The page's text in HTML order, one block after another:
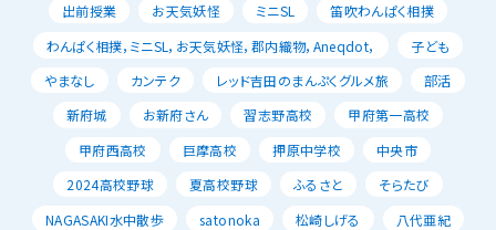
出前授業
お天気妖怪 ミニSL
笛吹わんぱく相撲
わんぱく相撲，ミニSL，お天気妖怪，郡内織物，Aneqdot，
子ども
やまなし
カンテク レッド吉田のまんぷくグルメ旅
部活
新府城
お新府さん 習志野高校
甲府第一高校
甲府西高校
巨摩高校 押原中学校
中央市
2024高校野球
夏高校野球 ふるさと
そらたび
NAGASAKI水中散歩
satonoka 松崎しげる
八代亜紀